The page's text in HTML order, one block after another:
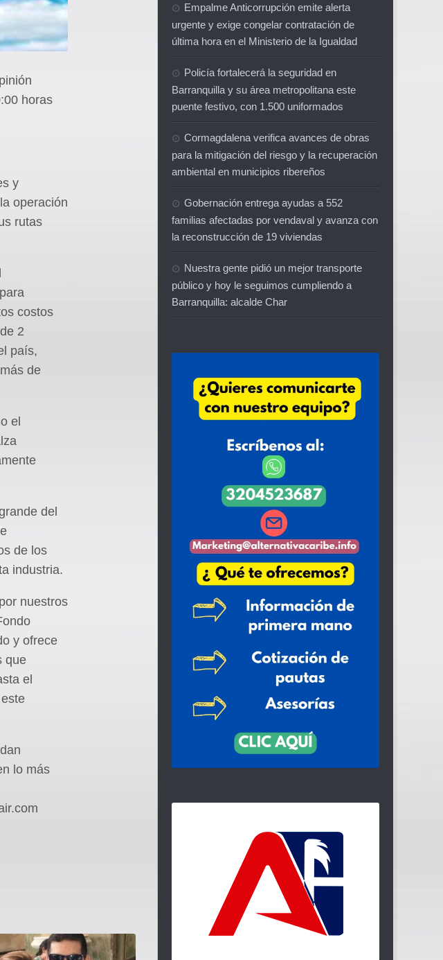
horas
y
operación
rutas
costos
2
país,
de
el
del
de los
industria.
nuestros
y ofrece
que
el
lo más
Empalme Anticorrupción emite alerta
urgente y exige congelar contratación de
última hora en el Ministerio de la Igualdad
Policía fortalecerá la seguridad en
Barranquilla y su área metropolitana este
puente festivo, con 1.500 uniformados
Cormagdalena verifica avances de obras
para la mitigación del riesgo y la recuperación
ambiental en municipios ribereños
Gobernación entrega ayudas a 552
familias afectadas por vendaval y avanza con
la reconstrucción de 19 viviendas
Nuestra gente pidió un mejor transporte
público y hoy le seguimos cumpliendo a
Barranquilla: alcalde Char